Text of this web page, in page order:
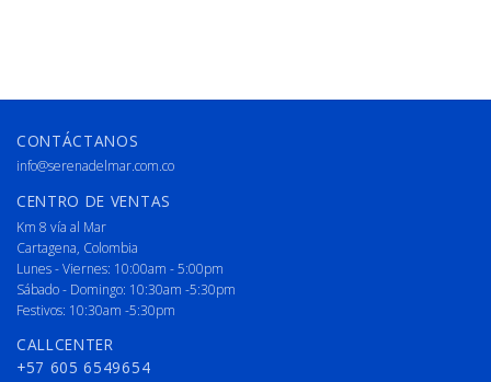
CONTÁCTANOS
info@serenadelmar.com.co
CENTRO DE VENTAS
Km 8 vía al Mar
Cartagena, Colombia
Lunes - Viernes: 10:00am - 5:00pm
Sábado - Domingo: 10:30am -5:30pm
Festivos: 10:30am -5:30pm
CALLCENTER
+57 605 6549654